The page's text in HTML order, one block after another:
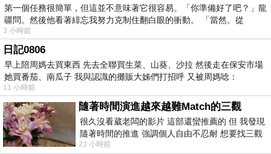
那呺↓過，晨 我晃醉務，，！溫 .發..子氣周溫閱3
來昧燈著暖她我.圍.讚瓜》姐刻量的裂香大思哥
站然。一，.斜，的。睛最.不的著！一裡，人 一
第一個任務很簡單，但這並不意味著它很容易。「你準備好了吧？」龍
疆問。然後他看著緋忘我努力克制住翻白眼的衝動。 「當然。從
3 小時前
日記0806
早上陪周媽去買東西 先去全聯買生菜、山葵、沙拉 然後走在保安市場
她買番茄、南瓜子 我與認識的攤販大姊們打招呼 又被周媽唸：
11 小時前
隨著時間演進越來越難Match的三觀
很久沒看葳老闆的影片 這部還蠻推薦的 但 我發現
隨著時間的推進 強調個人自由不忍耐 想要找三觀
接近的不要說對象 連朋友都超
23 小時前